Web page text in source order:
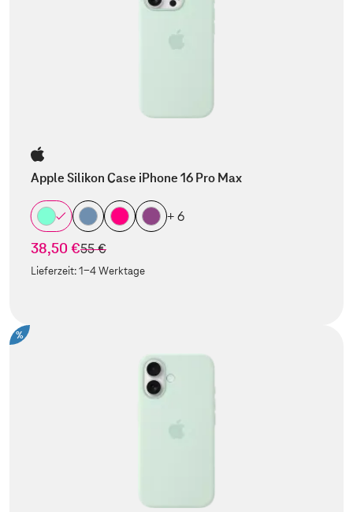
Apple Silikon Case iPhone 16 Pro Max
+ 6
38,50 €statt
55 €
Lieferzeit:1-4 Werktage
%